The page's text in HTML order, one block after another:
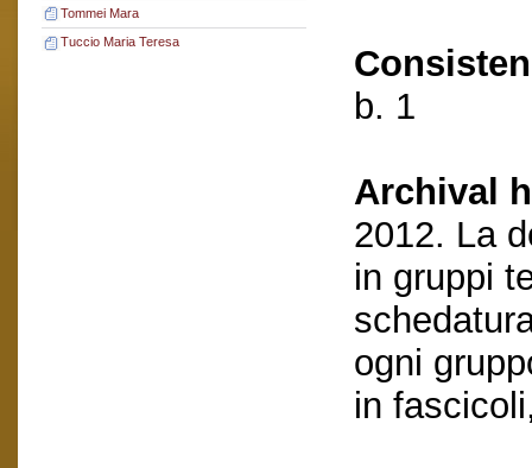
Tommei Mara
Tuccio Maria Teresa
b. 1
Archival
2012. La
in gruppi
ogni
in